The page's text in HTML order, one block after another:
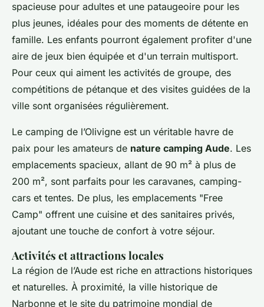
spacieuse pour adultes et une pataugeoire pour les
plus jeunes, idéales pour des moments de détente en
famille. Les enfants pourront également profiter d'une
aire de jeux bien équipée et d'un terrain multisport.
Pour ceux qui aiment les activités de groupe, des
compétitions de pétanque et des visites guidées de la
ville sont organisées régulièrement.
Le camping de l’Olivigne est un véritable havre de
paix pour les amateurs de nature camping Aude. Les
emplacements spacieux, allant de 90 m² à plus de
200 m², sont parfaits pour les caravanes, camping-
cars et tentes. De plus, les emplacements "Free
Camp" offrent une cuisine et des sanitaires privés,
ajoutant une touche de confort à votre séjour.
Activités et attractions locales
La région de l’Aude est riche en attractions historiques
et naturelles. À proximité, la ville historique de
Narbonne et le site du patrimoine mondial de